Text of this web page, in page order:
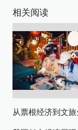
相关阅读